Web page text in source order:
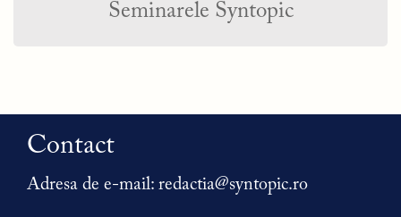
Seminarele Syntopic
Contact
Adresa de e-mail: redactia@syntopic.ro